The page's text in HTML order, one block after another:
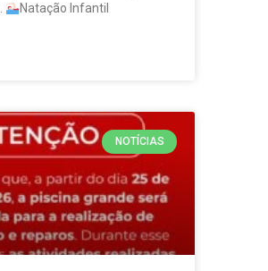
Natação Infantil
NOTÍCIAS